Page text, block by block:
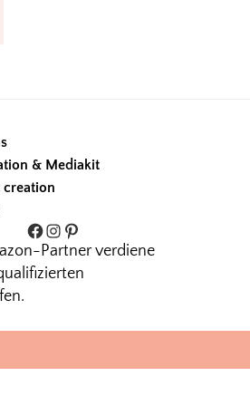
& Mediakit
creation
Facebook
Instagram
Pinterest
Partner verdiene